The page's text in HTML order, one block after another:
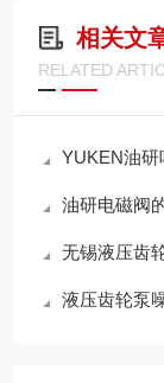
相关文
RELATED
YUKEN油研叶片
油研电磁阀
无锡液压齿
液压齿轮泵